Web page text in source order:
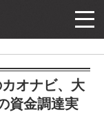
オナビ、大
資金調達実